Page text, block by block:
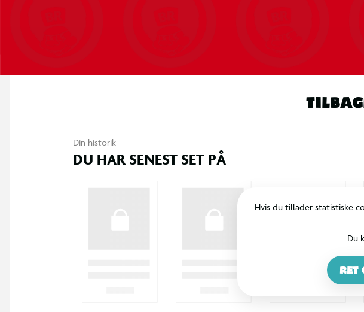
Gør din trampolin endnu mere spændende med dette fodboldmål – perfekt til både
Skab et aktivt og sjovt miljø i din have og gør trampolinleg endnu sjovere!
Din historik
DU HAR SENEST SET PÅ
Hvis du tillader statistiske
Du
RET